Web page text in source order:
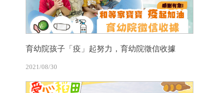
育幼院孩子「疫」起努力，育幼院徵信收據
2021/08/30